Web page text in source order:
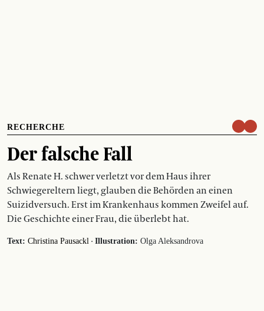
RECHERCHE
Der falsche Fall
Als Renate H. schwer verletzt vor dem Haus ihrer
Schwiegereltern liegt, glauben die Behörden an einen
Suizidversuch. Erst im Krankenhaus kommen Zweifel auf.
Die Geschichte einer Frau, die überlebt hat.
Text: Christina Pausackl · Illustration: Olga Aleksandrova